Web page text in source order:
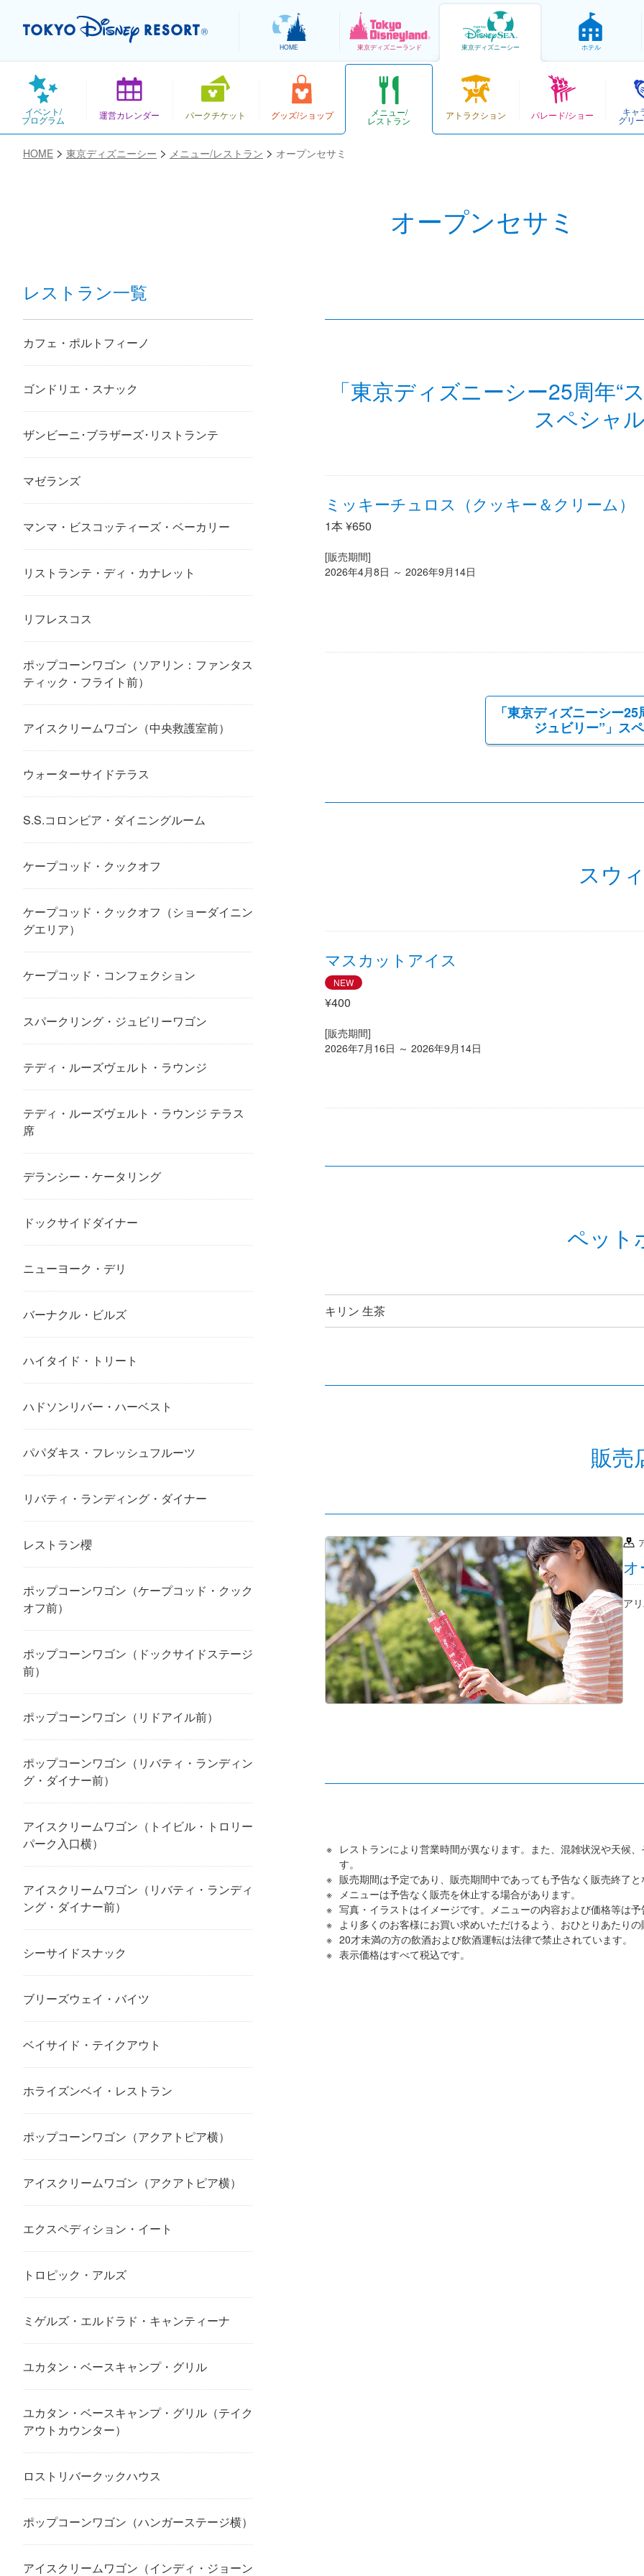
HOME 東京ディズニーランド 東京ディズニーシー ホテル
イベント/
プログラム 運営カレンダー パークチケット グッズ/ショップ メニュー/
レストラン アトラクション パレード/ショー キャ
グリ
HOME 東京ディズニーシー メニュー/レストラン オープンセサミ
オープンセサミ
「東京ディズニーシー25周年“
スペシャ
ミッキーチュロス（クッキー＆クリーム）
1本 ¥650
[販売期間]
2026年4月8日 ～ 2026年9月14日
「東京ディズニーシー
ジュビリー”」ス
スウ
マスカットアイス
NEW
¥400
[販売期間]
2026年7月16日 ～ 2026年9月14日
ペット
キリン 生茶
販売
ア
レストランにより営業時間が異なります。また、混雑状況や天候
す。
販売期間は予定であり、販売期間中であっても予告なく販売終了
メニューは予告なく販売を休止する場合があります。
写真・イラストはイメージです。メニューの内容および価格等は
より多くのお客様にお買い求めいただけるよう、おひとりあたり
20才未満の方の飲酒および飲酒運転は法律で禁止されています。
表⽰価格はすべて税込です。
レストラン一覧
カフェ・ポルトフィーノ
ゴンドリエ・スナック
ザンビーニ･ブラザーズ･リストランテ
マゼランズ
マンマ・ビスコッティーズ・ベーカリー
リストランテ・ディ・カナレット
リフレスコス
ポップコーンワゴン（ソアリン：ファンタス
ティック・フライト前）
アイスクリームワゴン（中央救護室前）
ウォーターサイドテラス
S.S.コロンビア・ダイニングルーム
ケープコッド・クックオフ
ケープコッド・クックオフ（ショーダイニン
グエリア）
ケープコッド・コンフェクション
スパークリング・ジュビリーワゴン
テディ・ルーズヴェルト・ラウンジ
テディ・ルーズヴェルト・ラウンジ テラス
席
デランシー・ケータリング
ドックサイドダイナー
ニューヨーク・デリ
バーナクル・ビルズ
ハイタイド・トリート
ハドソンリバー・ハーベスト
パパダキス・フレッシュフルーツ
リバティ・ランディング・ダイナー
レストラン櫻
ポップコーンワゴン（ケープコッド・クック
オフ前）
ポップコーンワゴン（ドックサイドステージ
前）
ポップコーンワゴン（リドアイル前）
ポップコーンワゴン（リバティ・ランディン
グ・ダイナー前）
アイスクリームワゴン（トイビル・トロリー
パーク入口横）
アイスクリームワゴン（リバティ・ランディ
ング・ダイナー前）
シーサイドスナック
ブリーズウェイ・バイツ
ベイサイド・テイクアウト
ホライズンベイ・レストラン
ポップコーンワゴン（アクアトピア横）
アイスクリームワゴン（アクアトピア横）
エクスペディション・イート
トロピック・アルズ
ミゲルズ・エルドラド・キャンティーナ
ユカタン・ベースキャンプ・グリル
ユカタン・ベースキャンプ・グリル（テイク
アウトカウンター）
ロストリバークックハウス
ポップコーンワゴン（ハンガーステージ横）
アイスクリームワゴン（インディ・ジョーン